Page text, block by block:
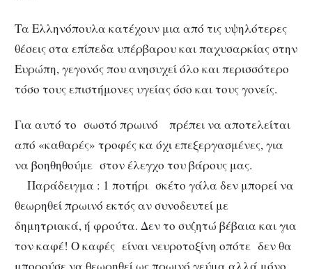
Τα Ελληνόπουλα κατέχουν μια από τις υψηλότερες
θέσεις στα επίπεδα υπέρβαρου και παχυσαρκίας στην
Ευρώπη, γεγονός που ανησυχεί όλο και περισσότερο
τόσο τους επιστήμονες υγείας όσο και τους γονείς.
Για αυτό το σωστό πρωινό πρέπει να αποτελείται
από «καθαρές» τροφές κα όχι επεξεργασμένες, για
να βοηθηθούμε στον έλεγχο του βάρους μας.
Παράδειγμα : 1 ποτήρι σκέτο γάλα δεν μπορεί να
θεωρηθεί πρωινό εκτός αν συνοδευτεί με
δημητριακά, ή φρούτα. Δεν το συζητώ βέβαια και για
τον καφέ! Ο καφές είναι νευροτοξίνη οπότε δεν θα